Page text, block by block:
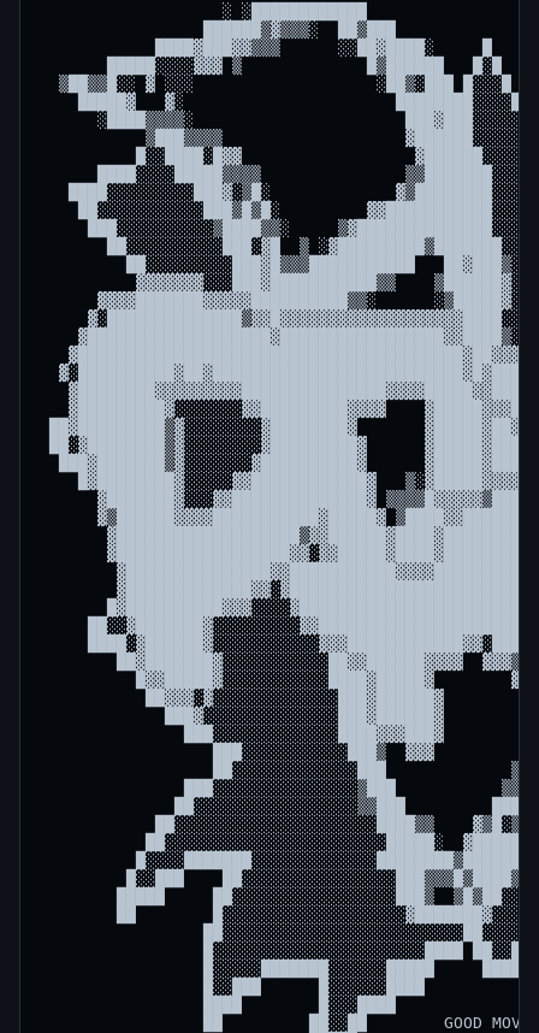
░
██████▒▓▒▒▒░  ██▒███
████▓███▓▓▒▒▒
█████░░░░▓▓▓ ▒
▒██▒▒█░░ ▓ ░░░
█████▓   ▓░
░████▒▒▒▒░
▒███▒▒▒▒
█░░████░█▓▓
████░░░░█████▒▒▒▒
████░░░░░░░░░███▓░▒█░
██░░░░░░░░░░░███▒█▒█░
███░░░░░░░░░░▒████▒▒░
██░░░░░░░░░░███░▓█  ▒
██░░░░░░░░░███▓█▒▒▒███████████
▓▓▓▓▓▓▓░░░███▓███████████▒▒
▓▓▓▓███████▓▓▓▓▓██████████▒▒░
▓█████████▓░░░░░░░▓▓█████████▓▓▓▓
██▓█████████▒▓░░░░░░░░▓████████▓
██░▓████████▒▓░░░░░░░░▓█████████▓
███▓███████▒▓░░░░░░░▓██████████▓
█▓████████▓░░░░░▓▓████████████▓
▓███████▓░░░▓▓██████████████▓
▓▒██████▓▓▓▓███████████▓█████▓
██▓███████▓░░░░░░░░░░░██▓▓██████▓▓▓▓
█▓▓█████▓░░░░░░░░░░░████▓█████▓
██▓▓▓░▓░░░░░░░░░░░░░███▓██████▓
███▓░░░░░░░░░░░░░░███▓██████▓
███░░░░░░░░░░░░░████▓▓▓███▓
███░░░░░░░░░░░███▒  ▓▓▓
██░░░░░░░░░░░░░███
███░░░░░░░░░░░░░░░▒███
██░░░░░░░░░░░░░░░░░▒▒███
██░░░░░░░░░░░░░░░░░░░░░████▒▒
██░░░░░░░░░░░░░░░░░░░░░░░█████░
█░░███
█████     ██░░░░░░░░░░░░░░░░░███▒
██
█░░░░░░░░░░░░░░░░░░░░░░████
█░░███
████
██         ██░░██